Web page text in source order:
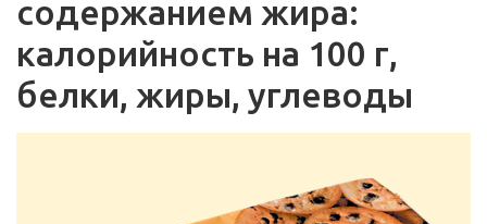
содержанием жира:
калорийность на 100 г,
белки, жиры, углеводы